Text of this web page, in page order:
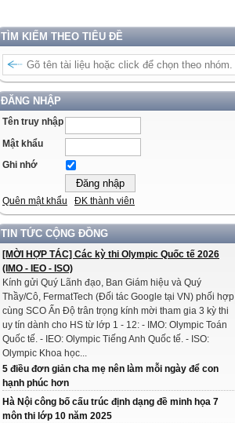
TÌM KIẾM THEO TIÊU ĐỀ
ĐĂNG NHẬP
Tên truy nhập
Mật khẩu
Ghi nhớ
Quên mật khẩu ĐK thành viên
TIN TỨC CỘNG ĐỒNG
[MỜI HỢP TÁC] Các kỳ thi Olympic Quốc tế 2026
(IMO - IEO - ISO)
Kính gửi Quý Lãnh đạo, Ban Giám hiệu và Quý
Thầy/Cô, FermatTech (Đối tác Google tại VN) phối hợp
cùng SCO Ấn Độ trân trọng kính mời tham gia 3 kỳ thi
uy tín dành cho HS từ lớp 1 - 12: - IMO: Olympic Toán
Quốc tế. - IEO: Olympic Tiếng Anh Quốc tế. - ISO:
Olympic Khoa học...
5 điều đơn giản cha mẹ nên làm mỗi ngày để con
hạnh phúc hơn
Hà Nội công bố cấu trúc định dạng đề minh họa 7
môn thi lớp 10 năm 2025